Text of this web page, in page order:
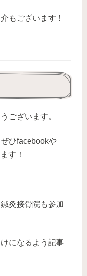
もございます！
ございます。
ひfacebookや
す！
灸接骨院も参加
になるよう記事